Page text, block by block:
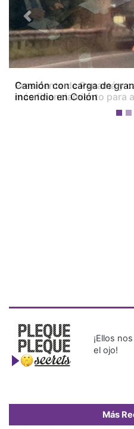
Camión con carga de
incendio en Colón
Previous
¡Ellos
el ojo!
Más